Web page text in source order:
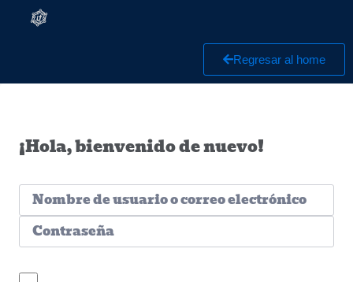
Regresar al home
¡Hola, bienvenido de nuevo!